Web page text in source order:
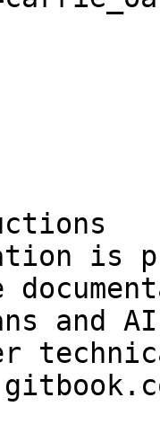
is
and